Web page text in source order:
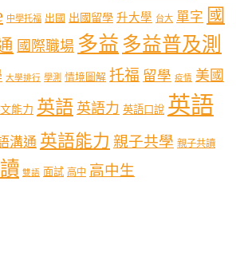
中學托福 出國 出國留學 升大學 台大 單字 國
國際職場 多益 多益普及測
大學排行 學測 情境圖解 托福 留學 疫情 美國
能力 英語 英語力 英語口說 英語
溝通 英語能力 親子共學 親子共讀
雙語 面試 高中 高中生